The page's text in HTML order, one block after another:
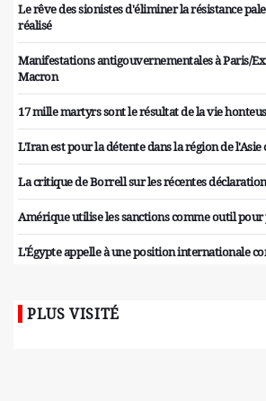
Le rêve des sionistes d'éliminer la résistance
réalisé
Manifestations antigouvernementales à Paris/
Macron
17 mille martyrs sont le résultat de la vie
L'Iran est pour la détente dans la région de l'Asie
La critique de Borrell sur les récentes
Amérique utilise les sanctions comme outil
L'Égypte appelle à une position internationale
PLUS VISITÉ